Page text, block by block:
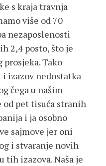
s kraja travnja
više od 70
nezaposlenosti
2,4 posto, što je
prosjeka. ​Tako
izazov nedostatka
čega u našim
od pet tisuća stranih
i ja osobno
sajmove jer oni
i stvaranje novih
tih izazova. Naša je